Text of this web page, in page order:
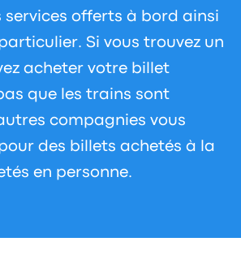
services offerts à bord ainsi
Si vous trouvez un
acheter votre billet
que les trains sont
compagnies vous
des billets achetés à la
en personne.